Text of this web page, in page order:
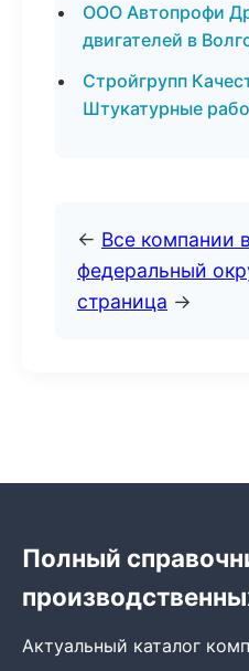
ООО Автопрофи
двигателей в
Стройгрупп
Штукатурные
← Все компании
федеральный
страница →
Полный
Актуальный каталог